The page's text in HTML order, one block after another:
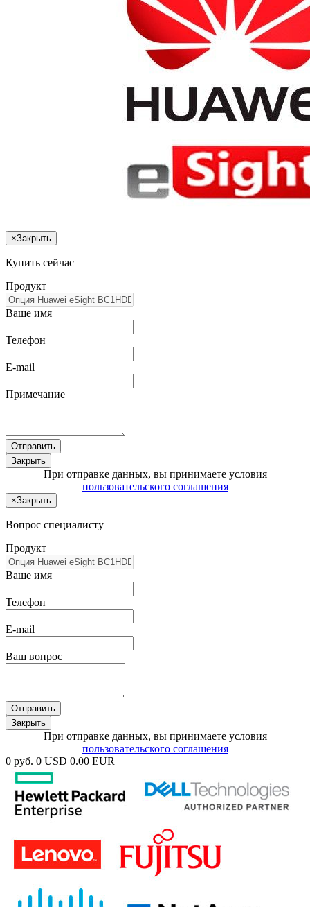
×Закрыть
Купить сейчас
Продукт
Ваше имя
Телефон
E-mail
Примечание
Отправить
Закрыть
При отправке данных, вы принимаете условия
пользовательского соглашения
×Закрыть
Вопрос специалисту
Продукт
Ваше имя
Телефон
E-mail
Ваш вопрос
Отправить
Закрыть
При отправке данных, вы принимаете условия
пользовательского соглашения
0 руб. 0 USD 0.00 EUR